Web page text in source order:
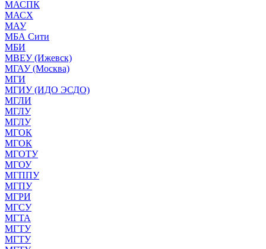
МАСПК
МАСХ
МАУ
МБА Сити
МБИ
МВЕУ (Ижевск)
МГАУ (Москва)
МГИ
МГИУ (ИДО ЭСДО)
МГЛИ
МГЛУ
МГЛУ
МГОК
МГОК
МГОТУ
МГОУ
МГППУ
МГПУ
МГРИ
МГСУ
МГТА
МГТУ
МГТУ